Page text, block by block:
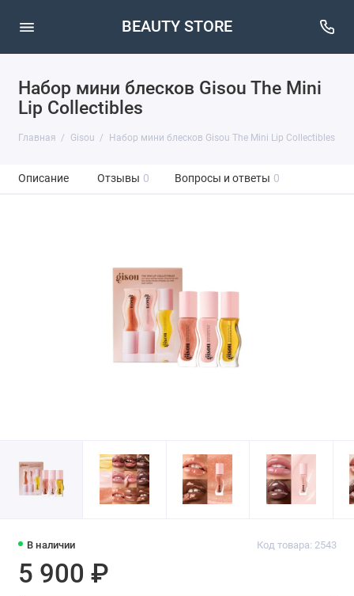
BEAUTY STORE
Набор мини блесков Gisou The Mini
Lip Collectibles
Главная Gisou Набор мини блесков Gisou The Mini Lip Collectibles
Описание Отзывы 0 Вопросы и ответы 0
В наличии Код товара: 2543
5 900 ₽